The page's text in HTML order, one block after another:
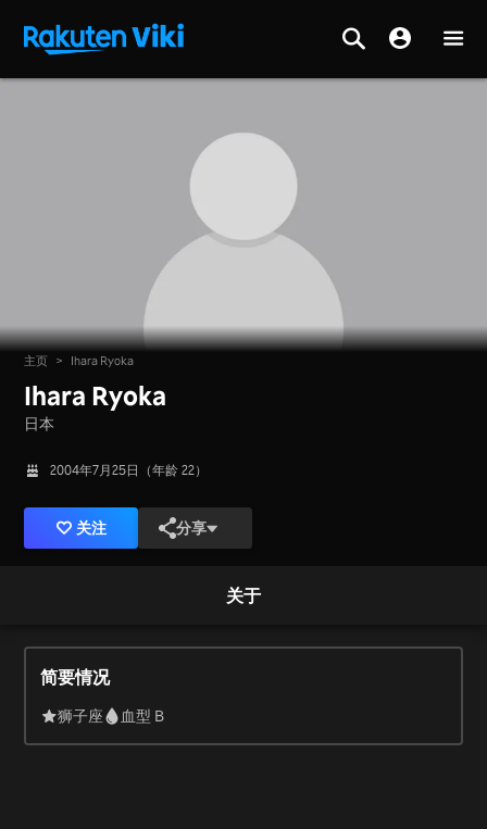
主页 > Ihara Ryoka
Ihara Ryoka
日本
2004年7月25日（年龄 22）
关注 分享
关于
简要情况
狮子座 血型 B